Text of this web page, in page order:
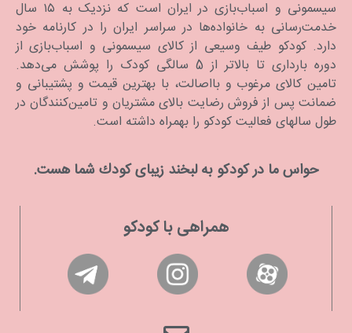
سیسمونی و اسباب‌بازی در ایران است که نزدیک به ۱۵ سال
خدمت‌رسانی به خانواده‌ها در سراسر ایران را در کارنامه خود
دارد. كودكو طیف وسیعی از کالای سیسمونی و اسباب‌بازی از
دوره بارداری تا بالاتر از 5 سالگی کودک را پوشش می‌دهد.
تامین کالای مرغوب و بااصالت، با بهترین قیمت و پشتیبانی و
ضمانت پس از فروش رضایت بالای مشتریان و تامین‌کنندگان در
طول سالهای فعالیت کودکو را بهمراه داشته است.
حواس ما در كودكو به لبخند زیبای كودك شما هست.
همراهی با کودکو